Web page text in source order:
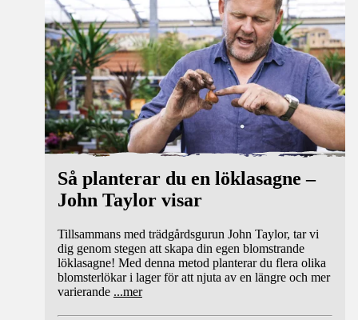
Så planterar du en löklasagne –
John Taylor visar
Tillsammans med trädgårdsgurun John Taylor, tar vi
dig genom stegen att skapa din egen blomstrande
löklasagne! Med denna metod planterar du flera olika
blomsterlökar i lager för att njuta av en längre och mer
varierande ...mer